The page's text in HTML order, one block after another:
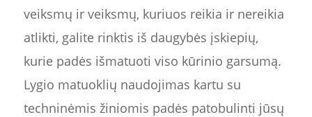
veiksmų ir veiksmų, kuriuos reikia ir nereikia
atlikti, galite rinktis iš daugybės įskiepių,
kurie padės išmatuoti viso kūrinio garsumą.
Lygio matuoklių naudojimas kartu su
techninėmis žiniomis padės patobulinti jūsų